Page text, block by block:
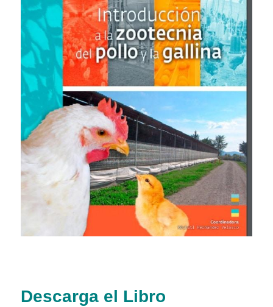
Descarga el Libro